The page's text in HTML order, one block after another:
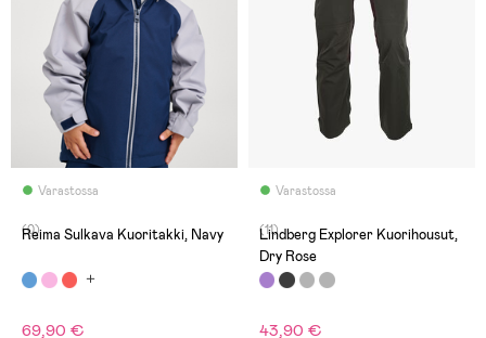
Varastossa
(0)
Reima Sulkava Kuoritakki, Navy
69,90 €
Varastossa
(11)
Lindberg Explorer Kuorihousut,
Dry Rose
43,90 €